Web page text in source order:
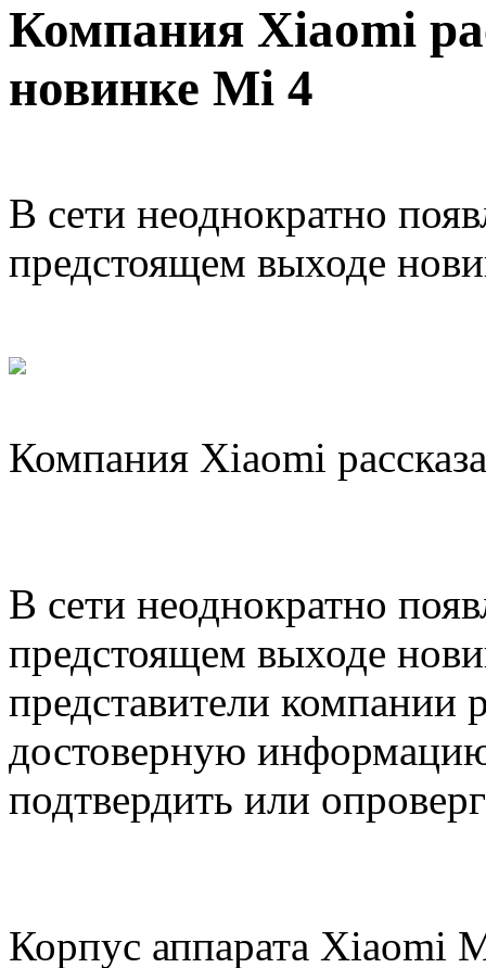
Компания Xiaomi
новинке Mi 4
В сети неоднократно
предстоящем выходе
Компания Xiaomi
В сети неоднократно
предстоящем выходе
представители компании
достоверную
подтвердить или
Корпус аппарата Xiaomi